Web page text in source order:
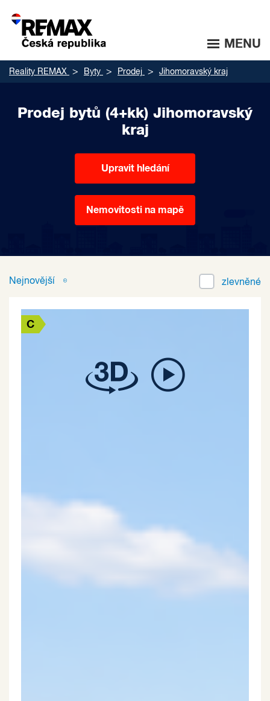
MENU
Reality REMAX Byty Prodej Jihomoravský kraj
Prodej bytů (4+kk) Jihomoravský
kraj
Upravit hledání
Nemovitosti na mapě
Nejnovější zlevněné
C